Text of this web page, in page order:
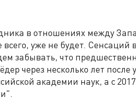
в отношениях между
уже не будет. Сенсаций
забывать, что
через несколько лет после
академии наук, а с